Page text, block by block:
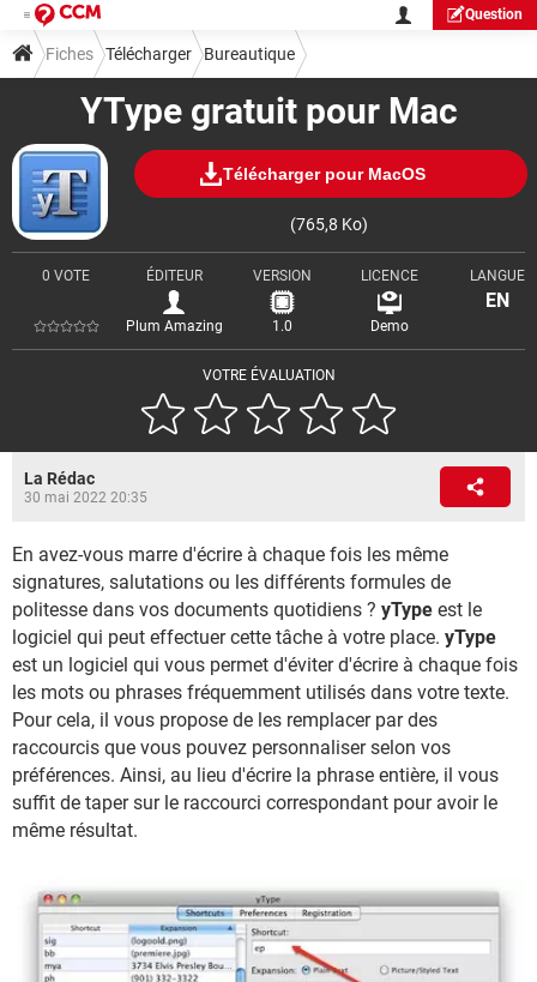
Question
YType gratuit pour Mac
Télécharger pour MacOS
(765,8 Ko)
VOTRE ÉVALUATION
0 VOTE ÉDITEUR
Plum Amazing
VERSION
1.0
LICENCE
Demo
LANGUE
EN
Fiches Télécharger Bureautique
La Rédac
30 mai 2022 20:35
En avez-vous marre d'écrire à chaque fois les même
signatures, salutations ou les différents formules de
politesse dans vos documents quotidiens ? yType est le
logiciel qui peut effectuer cette tâche à votre place. yType
est un logiciel qui vous permet d'éviter d'écrire à chaque fois
les mots ou phrases fréquemment utilisés dans votre texte.
Pour cela, il vous propose de les remplacer par des
raccourcis que vous pouvez personnaliser selon vos
préférences. Ainsi, au lieu d'écrire la phrase entière, il vous
suffit de taper sur le raccourci correspondant pour avoir le
même résultat.